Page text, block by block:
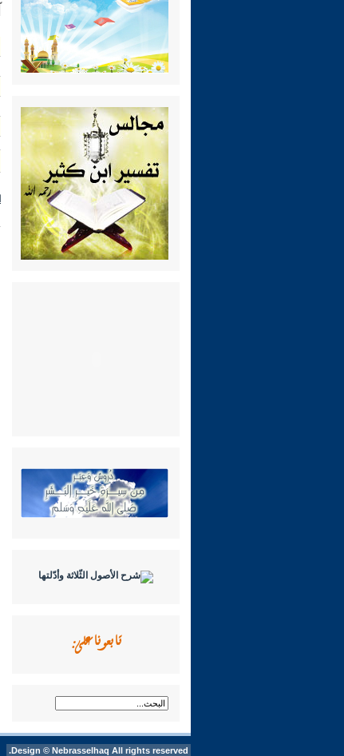
تابعونا على:
Design © Nebrasselhaq All rights reserved.